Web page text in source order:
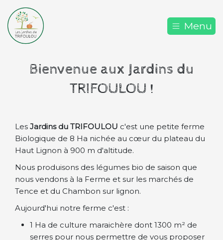
Menu
Bienvenue aux Jardins du
TRIFOULOU !
Les Jardins du TRIFOULOU c'est une petite ferme
Biologique de 8 Ha nichée au cœur du plateau du
Haut Lignon à 900 m d'altitude.
Nous produisons des légumes bio de saison que
nous vendons à la Ferme et sur les marchés de
Tence et du Chambon sur lignon.
Aujourd'hui notre ferme c'est :
1 Ha de culture maraichère dont 1300 m² de
serres pour nous permettre de vous proposer